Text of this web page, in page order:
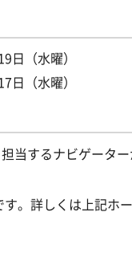
（水曜）
（水曜）
当するナビゲータ
。詳しくは上記ホ